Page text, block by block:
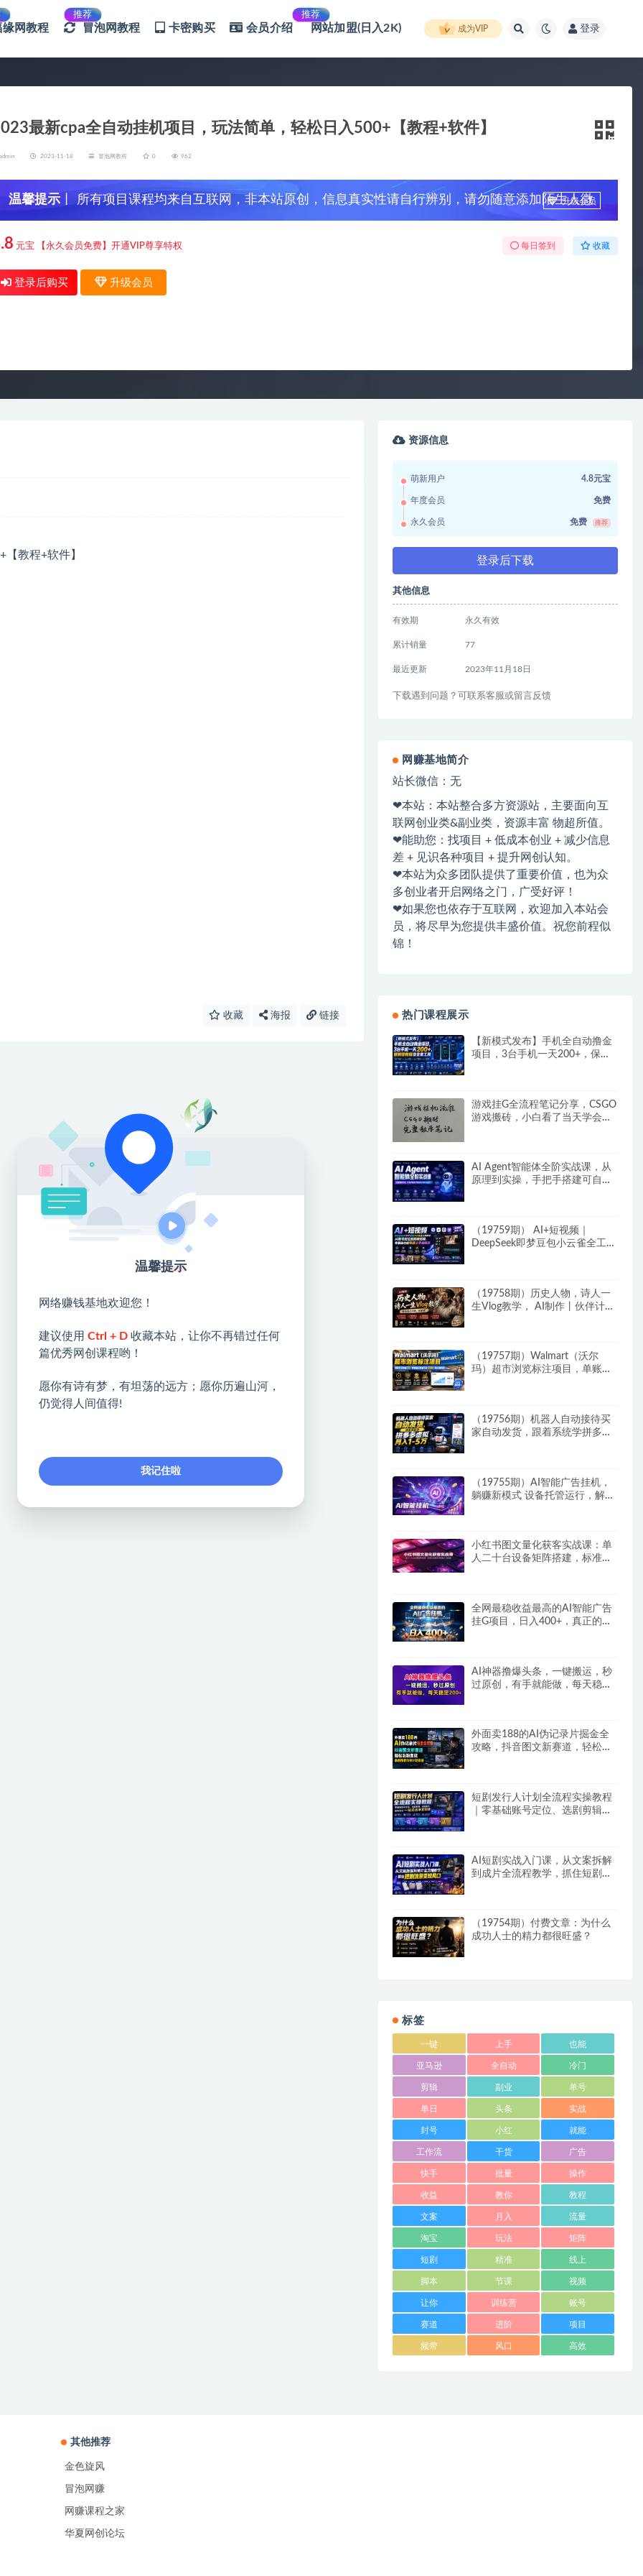
缘网教程
推荐
冒泡网教程 卡密购买 会员介绍
推荐
网站加盟(日入2K) 成为VIP 登录
最新cpa全自动挂机项目，玩法简单，轻松日入500+【教程+软件】
admin 2023-11-18 冒泡网教程 0 962
温馨提示 丨 所有项目课程均来自互联网，非本站原创，信息真实性请自行辨别，请勿随意添加陌生人微
信，谨防上当受骗！
升级会员
元宝 【永久会员免费】开通VIP尊享特权 每日签到 收藏
登录后购买 升级会员
收藏 海报 链接
资源信息
萌新用户 4.8元宝
年度会员 免费
永久会员 免费 推荐
登录后下载
其他信息
有效期 永久有效
累计销量 77
最近更新 2023年11月18日
下载遇到问题？可联系客服或留言反馈
网赚基地简介
站长微信：无
❤本站：本站整合多方资源站，主要面向互
联网创业类&副业类，资源丰富 物超所值。
❤能助您：找项目 + 低成本创业 + 减少信息
差 + 见识各种项目 + 提升网创认知。
❤本站为众多团队提供了重要价值，也为众
多创业者开启网络之门，广受好评！
❤如果您也依存于互联网，欢迎加入本站会
员，将尽早为您提供丰盛价值。祝您前程似
锦！
热门课程展示
【新模式发布】手机全自动撸金
项目，3台手机一天200+，保姆
游戏挂G全流程笔记分享，CSGO
游戏搬砖，小白看了当天学会见
AI Agent智能体全阶实战课，从
原理到实操，手把手搭建可自动
（19759期） AI+短视频｜
DeepSeek即梦豆包小云雀全工具
（19758期）历史人物，诗人一
生Vlog教学， AI制作丨伙伴计划
（19757期）Walmart（沃尔
玛）超市浏览标注项目，单账号
（19756期）机器人自动接待买
家自动发货，跟着系统学拼多多
（19755期）AI智能广告挂机，
躺赚新模式 设备托管运行，解放
小红书图文量化获客实战课：单
人二十台设备矩阵搭建，标准化
全网最稳收益最高的AI智能广告
挂G项目，日入400+，真正的躺
AI神器撸爆头条，一键搬运，秒
过原创，有手就能做，每天稳定
外面卖188的AI伪记录片掘金全
攻略，抖音图文新赛道，轻松涨
短剧发行人计划全流程实操教程
｜零基础账号定位、选剧剪辑、
AI短剧实战入门课，从文案拆解
到成片全流程教学，抓住短剧流
（19754期）付费文章：为什么
成功人士的精力都很旺盛？
标签
一键 上手 也能
亚马逊 全自动 冷门
剪辑 副业 单号
单日 头条 实战
封号 小红 就能
工作流 干货 广告
快手 批量 操作
收益 教你 教程
文案 月入 流量
淘宝 玩法 矩阵
短剧 精准 线上
脚本 节课 视频
让你 训练营 账号
赛道 进阶 项目
频带 风口 高效
其他推荐
金色旋风
冒泡网赚
网赚课程之家
华夏网创论坛
温馨提示
网络赚钱基地欢迎您！
建议使用 Ctrl + D 收藏本站，让你不再错过任何
篇优秀网创课程哟！
愿你有诗有梦，有坦荡的远方；愿你历遍山河，
仍觉得人间值得!
我记住啦